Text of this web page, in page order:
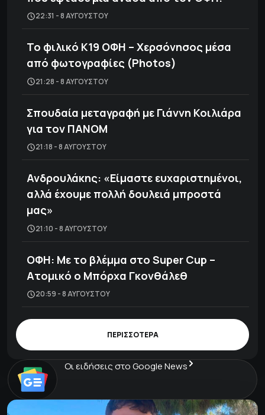
22:31 - 8 ΑΥΓΟΎΣΤΟΥ
Το φιλικό Κ19 ΟΦΗ – Χερσόνησος μέσα
από φωτογραφίες (Photos)
21:28 - 8 ΑΥΓΟΎΣΤΟΥ
Σπουδαία μεταγραφή με Γιάννη Κοιλιάρα
για τον ΠΑΝΟΜ
21:18 - 8 ΑΥΓΟΎΣΤΟΥ
Ανδρουλάκης: «Είμαστε ευχαριστημένοι,
αλλά έχουμε πολλή δουλειά μπροστά
μας»
21:10 - 8 ΑΥΓΟΎΣΤΟΥ
ΟΦΗ: Με το βλέμμα στο Super Cup –
Ατομικό ο Μπόρχα Γκονθάλεθ
20:59 - 8 ΑΥΓΟΎΣΤΟΥ
ΠΕΡΙΣΣΟΤΕΡΑ
Οι ειδήσεις στο Google News